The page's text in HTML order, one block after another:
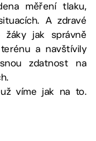
měření tlaku,
A zdravé
jak správně
a navštívily
zdatnost na
víme jak na to.